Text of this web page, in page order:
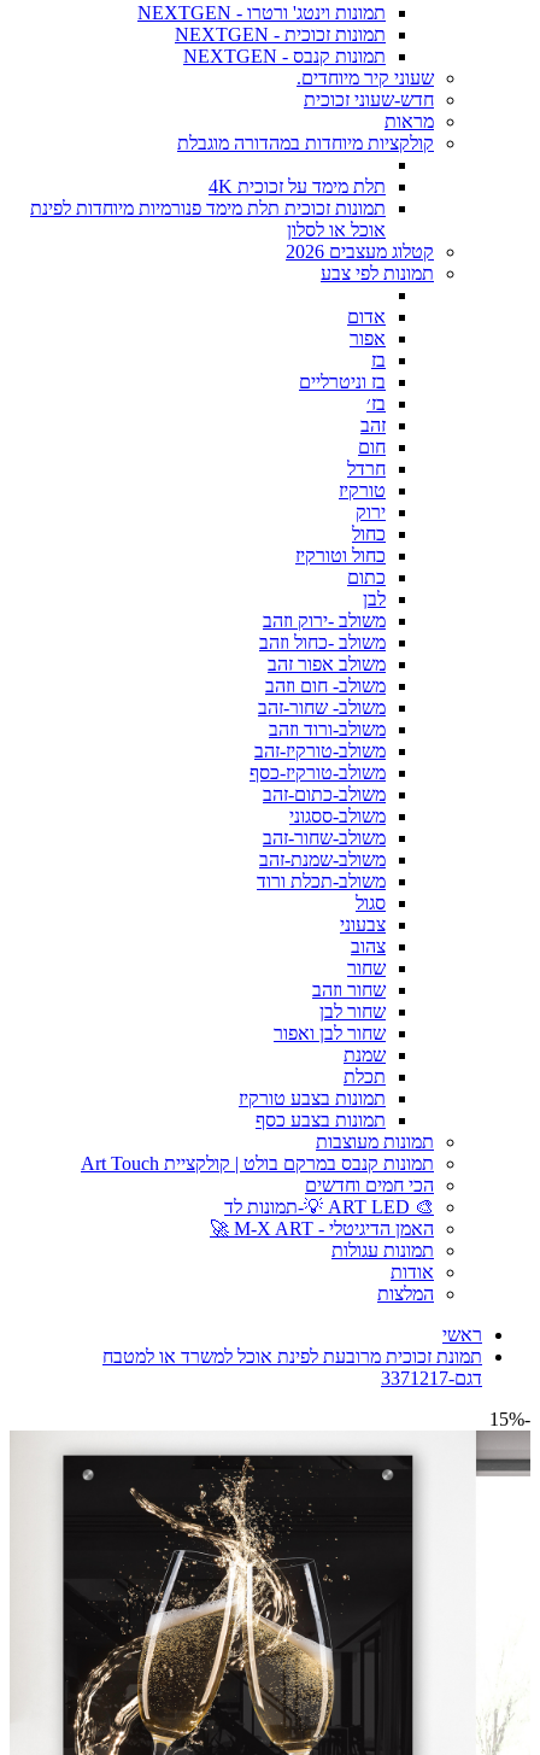
תמונות וינטג' ורטרו - NEXTGEN
תמונות זכוכית - NEXTGEN
תמונות קנבס - NEXTGEN
שעוני קיר מיוחדים.
חדש-שעוני זכוכית
מראות
קולקציות מיוחדות במהדורה מוגבלת
תלת מימד על זכוכית 4K
תמונות זכוכית תלת מימד פנורמיות מיוחדות לפינת
אוכל או לסלון
קטלוג מעצבים 2026
תמונות לפי צבע
אדום
אפור
בז
בז וניטרליים
בז׳
זהב
חום
חרדל
טורקיז
ירוק
כחול
כחול וטורקיז
כתום
לבן
משולב -ירוק וזהב
משולב -כחול וזהב
משולב אפור זהב
משולב- חום וזהב
משולב- שחור-זהב
משולב-ורוד וזהב
משולב-טורקיז-זהב
משולב-טורקיז-כסף
משולב-כתום-זהב
משולב-ססגוני
משולב-שחור-זהב
משולב-שמנת-זהב
משולב-תכלת ורוד
סגול
צבעוני
צהוב
שחור
שחור וזהב
שחור לבן
שחור לבן ואפור
שמנת
תכלת
תמונות בצבע טורקיז
תמונות בצבע כסף
תמונות מעוצבות
תמונות קנבס במרקם בולט | קולקציית Art Touch
הכי חמים וחדשים
🎨 ART LED 💡-תמונות לד
האמן הדיגיטלי - M-X ART 🚀
תמונות עגולות
אודות
המלצות
ראשי
תמונת זכוכית מרובעת לפינת אוכל למשרד או למטבח
דגם-3371217
-15%